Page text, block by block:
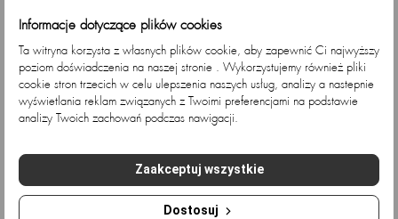
Informacje dotyczące plików cookies
Ta witryna korzysta z własnych plików cookie, aby zapewnić Ci najwyższy
poziom doświadczenia na naszej stronie . Wykorzystujemy również pliki
cookie stron trzecich w celu ulepszenia naszych usług, analizy a nastepnie
wyświetlania reklam związanych z Twoimi preferencjami na podstawie
analizy Twoich zachowań podczas nawigacji.
Dostosuj
Zaakceptuj wszystkie